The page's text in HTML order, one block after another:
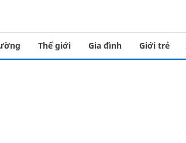
Thế giới Gia đình Giới trẻ